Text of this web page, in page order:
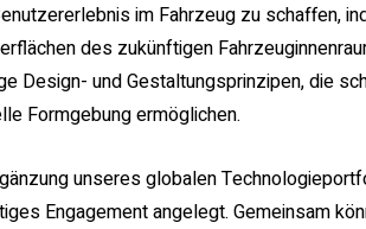
im Fahrzeug zu schaffen,
des zukünftigen
Design- und Gestaltungsprinzipen, die
Formgebung ermöglichen.
unseres globalen
Engagement angelegt. Gemeinsam